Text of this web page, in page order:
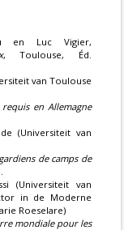
en Luc Vigier,
, Toulouse, Éd.
van Toulouse
en Allemagne
(Universiteit van
de camps de
(Universiteit van
in de Moderne
Roeselare)
mondiale pour les